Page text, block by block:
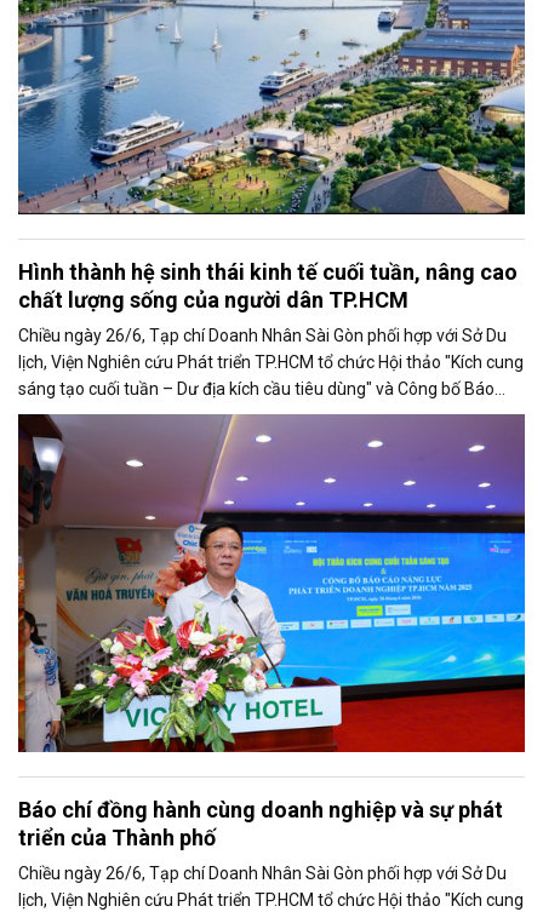
Hình thành hệ sinh thái kinh tế cuối tuần, nâng cao
chất lượng sống của người dân TP.HCM
Chiều ngày 26/6, Tạp chí Doanh Nhân Sài Gòn phối hợp với Sở Du
lịch, Viện Nghiên cứu Phát triển TP.HCM tổ chức Hội thảo "Kích cung
sáng tạo cuối tuần – Dư địa kích cầu tiêu dùng" và Công bố Báo
cáo năng lực phát triển doanh nghiệp TP.HCM năm 2025. Trân
trọng giới thiệu phát biểu của ông Nguyễn Ngọc Hồi - Phó Giám đốc
Sở Văn hoá - Thể thao TP.HCM tại Hội thảo.
Báo chí đồng hành cùng doanh nghiệp và sự phát
triển của Thành phố
Chiều ngày 26/6, Tạp chí Doanh Nhân Sài Gòn phối hợp với Sở Du
lịch, Viện Nghiên cứu Phát triển TP.HCM tổ chức Hội thảo "Kích cung